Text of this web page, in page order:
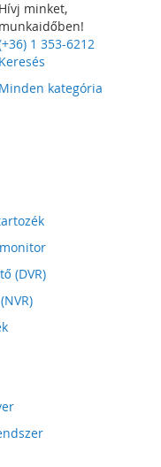
Hívj minket,
munkaidőben!
1 353-6212
Keresés
Minden kategória
(DVR)